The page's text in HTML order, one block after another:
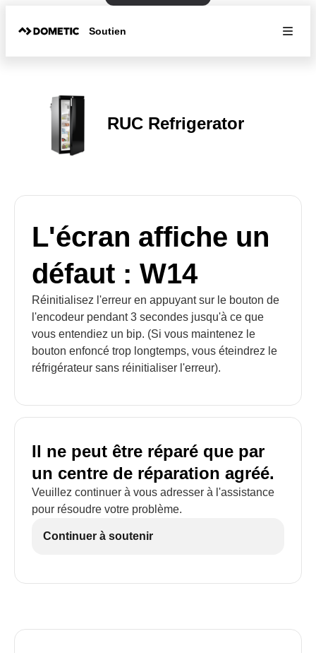
Soutien
RUC Refrigerator
L'écran affiche un
défaut : W14
Réinitialisez l'erreur en appuyant sur le bouton de
l'encodeur pendant 3 secondes jusqu'à ce que
vous entendiez un bip. (Si vous maintenez le
bouton enfoncé trop longtemps, vous éteindrez le
réfrigérateur sans réinitialiser l'erreur).
Il ne peut être réparé que par
un centre de réparation agréé.
Veuillez continuer à vous adresser à l'assistance
pour résoudre votre problème.
Continuer à soutenir